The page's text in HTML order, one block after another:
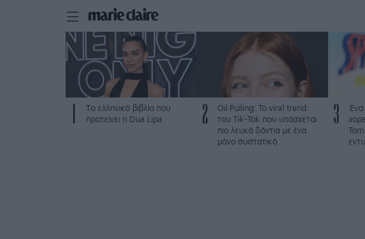
Το ελληνικό βιβλίο που
προτείνει η Dua Lipa
2
Oil Pulling: To viral trend
του Tik-Tok που υπόσχεται
πιο λευκά δόντια με ένα
μόνο συστατικό
3
Ένα